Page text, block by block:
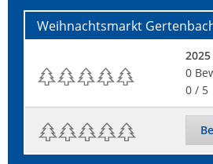
Weihnachtsmarkt
2025
0
0 / 5